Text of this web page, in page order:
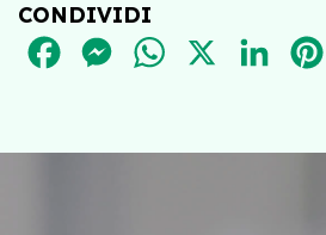
CONDIVIDI
FACEBOOKMESSENGER
WHATSAPP